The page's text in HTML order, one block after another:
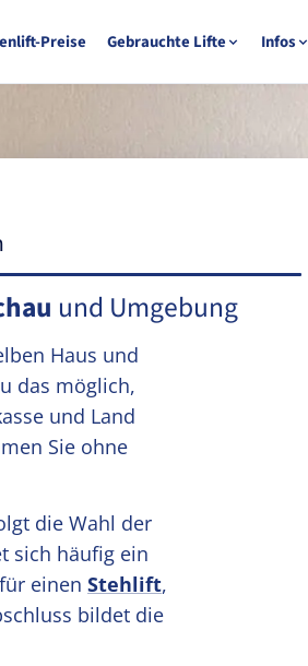
Preise Gebrauchte Lifte Infos
und Umgebung
Haus und
das möglich,
und Land
Sie ohne
die Wahl der
sich häufig ein
einen Stehlift,
bildet die